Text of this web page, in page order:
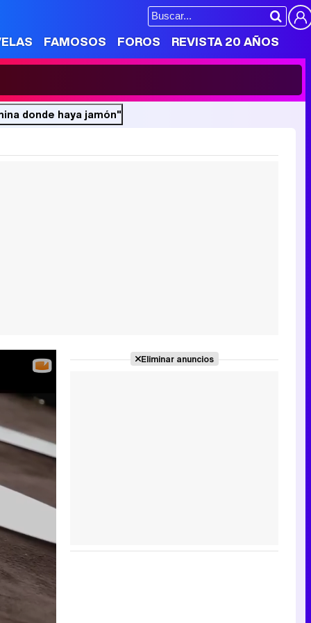
FAMOSOS FOROS REVISTA 20 AÑOS
donde haya jamón"
Eliminar anuncios